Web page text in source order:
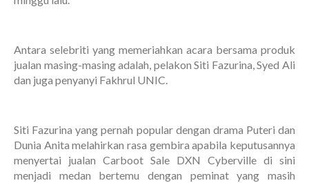
Antara selebriti yang memeriahkan acara bersama produk
jualan masing-masing adalah, pelakon Siti Fazurina, Syed Ali
dan juga penyanyi Fakhrul UNIC.
Siti Fazurina yang pernah popular dengan drama Puteri dan
Dunia Anita melahirkan rasa gembira apabila keputusannya
menyertai jualan Carboot Sale DXN Cyberville di sini
menjadi medan bertemu dengan peminat yang masih